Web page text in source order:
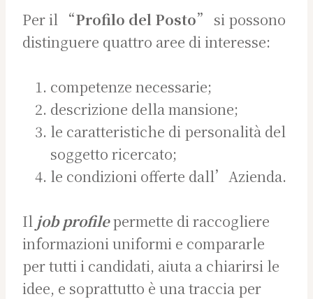
Per il “Profilo del Posto” si possono
distinguere quattro aree di interesse:
competenze necessarie;
descrizione della mansione;
le caratteristiche di personalità del
soggetto ricercato;
le condizioni offerte dall’Azienda.
Il job profile permette di raccogliere
informazioni uniformi e compararle
per tutti i candidati, aiuta a chiarirsi le
idee, e soprattutto è una traccia per